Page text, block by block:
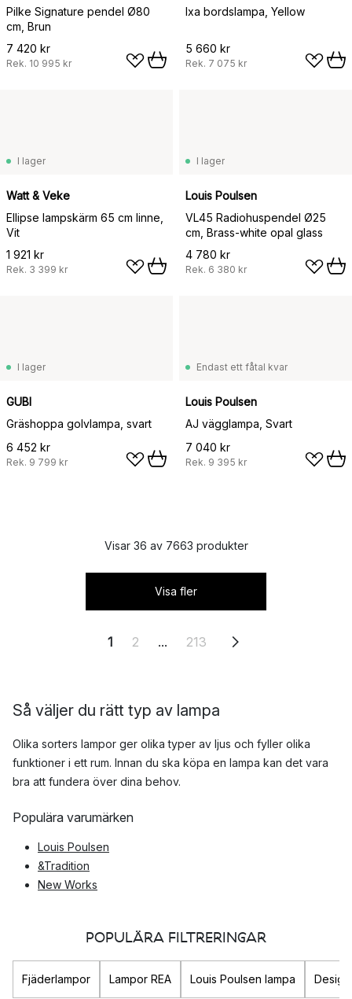
Pilke Signature pendel Ø80
cm, Brun
7 420 kr
Rek. 10 995 kr
Ixa bordslampa, Yellow
5 660 kr
Rek. 7 075 kr
I lager
Watt & Veke
Ellipse lampskärm 65 cm linne,
Vit
1 921 kr
Rek. 3 399 kr
I lager
Louis Poulsen
VL45 Radiohuspendel Ø25
cm, Brass-white opal glass
4 780 kr
Rek. 6 380 kr
I lager
GUBI
Gräshoppa golvlampa, svart
6 452 kr
Rek. 9 799 kr
Endast ett fåtal kvar
Louis Poulsen
AJ vägglampa, Svart
7 040 kr
Rek. 9 395 kr
Visar 36 av 7663 produkter
Visa fler
1 2 ... 213
Så väljer du rätt typ av lampa
Olika sorters lampor ger olika typer av ljus och fyller olika
funktioner i ett rum. Innan du ska köpa en lampa kan det vara
bra att fundera över dina behov.
Populära varumärken
Louis Poulsen
&Tradition
New Works
Ställ dig själv följande frågor:
som lampan ska placeras i?
POPULÄRA FILTRERINGAR
Fjäderlampor Lampor REA Louis Poulsen lampa